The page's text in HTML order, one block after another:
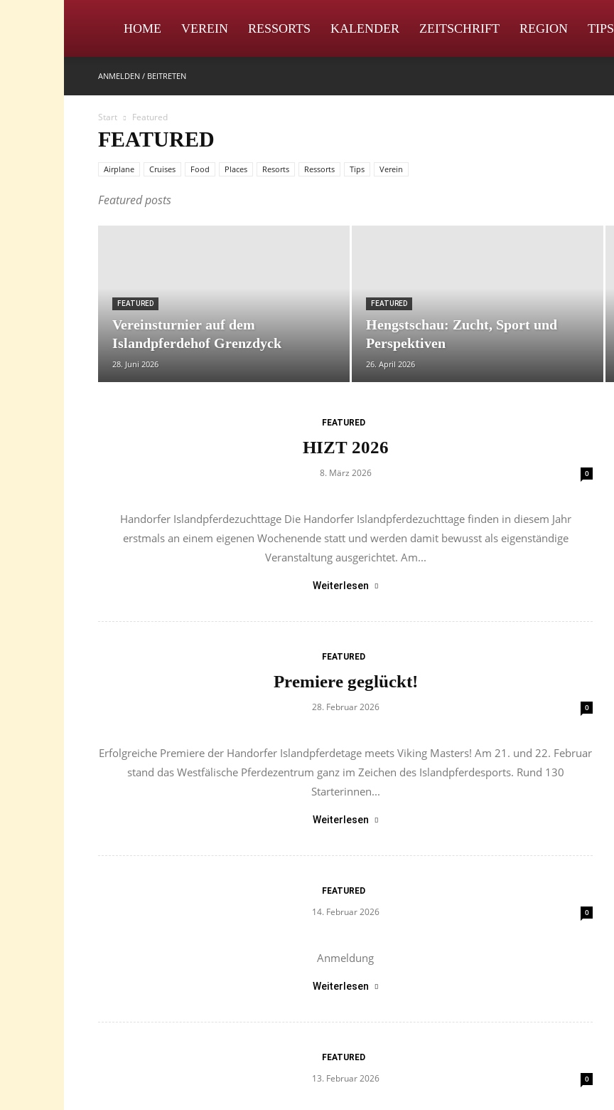
IPZV
HOME VEREIN RESSORTS KALENDER ZEITSCHRIFT REGION TIPS
ANMELDEN / BEITRETEN
Start Featured
FEATURED
Airplane Cruises Food Places Resorts Ressorts Tips Verein
Featured posts
FEATURED
Vereinsturnier auf dem
Islandpferdehof Grenzdyck
28. Juni 2026
FEATURED
Hengstschau: Zucht, Sport und
Perspektiven
26. April 2026
FEATURED
HIZT 2026
8. März 2026 0
Handorfer Islandpferdezuchttage Die Handorfer Islandpferdezuchttage finden in diesem Jahr
erstmals an einem eigenen Wochenende statt und werden damit bewusst als eigenständige
Veranstaltung ausgerichtet. Am...
Weiterlesen
FEATURED
Premiere geglückt!
28. Februar 2026 0
Erfolgreiche Premiere der Handorfer Islandpferdetage meets Viking Masters! Am 21. und 22. Februar
stand das Westfälische Pferdezentrum ganz im Zeichen des Islandpferdesports. Rund 130
Starterinnen...
Weiterlesen
FEATURED
14. Februar 2026 0
Anmeldung
Weiterlesen
FEATURED
13. Februar 2026 0